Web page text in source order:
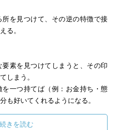
を見つけて、その逆の特徴で接
る。
要素を見つけてしまうと、その印
しまう。
一つ持てば（例：お金持ち・態
も好いてくれるようになる。
続きを読む